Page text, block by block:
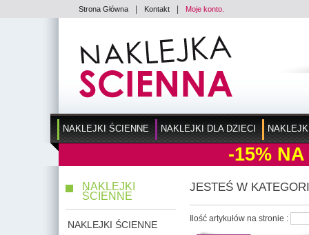
Strona Główna Kontakt Moje konto.
NAKLEJKI ŚCIENNE NAKLEJKI DLA DZIECI
-15% NA
NAKLEJKI
ŚCIENNE
NAKLEJKI ŚCIENNE
JESTEŚ W
Ilość artykułów na stronie :